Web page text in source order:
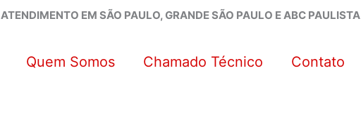
ATENDIMENTO EM SÃO PAULO, GRANDE SÃO PAULO E ABC PAULISTA
Quem Somos Chamado Técnico Contato